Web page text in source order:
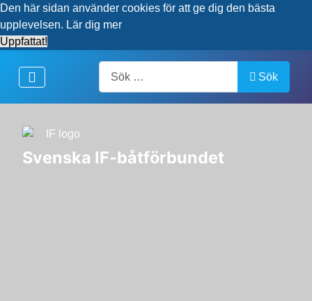
Den här sidan använder cookies för att ge dig den bästa
upplevelsen. Lär dig mer
Uppfattat!
Sök
Svenska IF-båtförbundet